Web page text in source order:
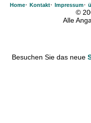
Home· Kontakt· Impressum·
©
Alle
Besuchen Sie das neue